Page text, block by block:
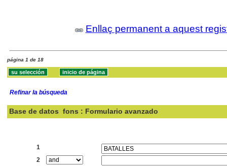
Enllaç permanent a aquest
página 1 de 18
Refinar la búsqueda
Base de datos fons : Formulario avanzado
1
2